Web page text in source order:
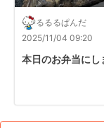
るるるぱんだ
2025/11/04 09:20
本日のお弁当にし